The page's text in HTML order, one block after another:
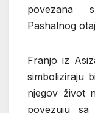
povezana
Pashalnog
Franjo iz
simboliziraju
njegov život
povezuju sa